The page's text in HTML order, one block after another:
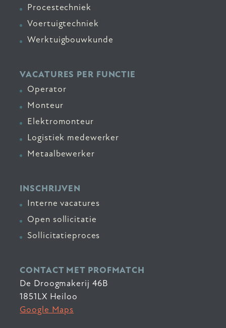
Procestechniek
Voertuigtechniek
Werktuigbouwkunde
VACATURES PER FUNCTIE
Operator
Monteur
Elektromonteur
Logistiek medewerker
Metaalbewerker
INSCHRIJVEN
Interne vacatures
Open sollicitatie
Sollicitatieproces
CONTACT MET PROFMATCH
De Droogmakerij 46B
1851LX Heiloo
Google Maps